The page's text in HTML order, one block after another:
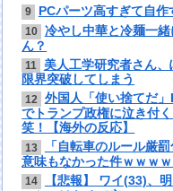
9 PCパーツ高すぎて自
10 冷やし中華と冷麺一
ん？
11 美人工学研究者さん
限界突破してしまう
12
外国人「使い捨てだ
でトランプ政権に泣き付
笑！【海外の反応】
13
「自転車のルール厳
意味もなかった件ｗｗｗ
14
【悲報】 ワイ(33)、